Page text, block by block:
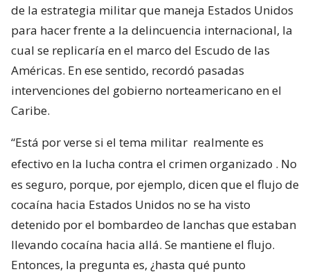
de la estrategia militar que maneja Estados Unidos
para hacer frente a la delincuencia internacional, la
cual se replicaría en el marco del Escudo de las
Américas. En ese sentido, recordó pasadas
intervenciones del gobierno norteamericano en el
Caribe.
“Está por verse si el tema militar realmente es
efectivo en la lucha contra el crimen organizado . No
es seguro, porque, por ejemplo, dicen que el flujo de
cocaína hacia Estados Unidos no se ha visto
detenido por el bombardeo de lanchas que estaban
llevando cocaína hacia allá. Se mantiene el flujo.
Entonces, la pregunta es, ¿hasta qué punto